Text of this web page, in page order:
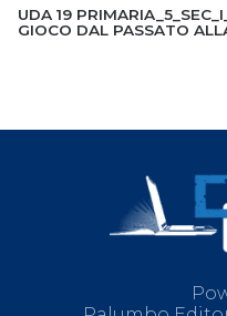
UDA 19
GIOCO DAL PASSATO